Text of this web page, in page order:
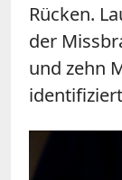
Rücken.
der
und zehn